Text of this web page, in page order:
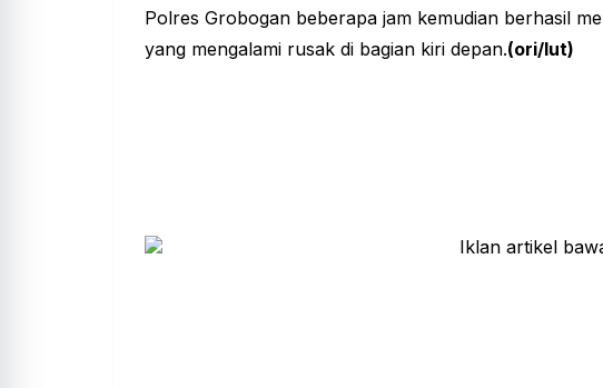
Polres Grobogan beberapa jam kemudian berhasil
yang mengalami rusak di bagian kiri depan.(ori/lut)